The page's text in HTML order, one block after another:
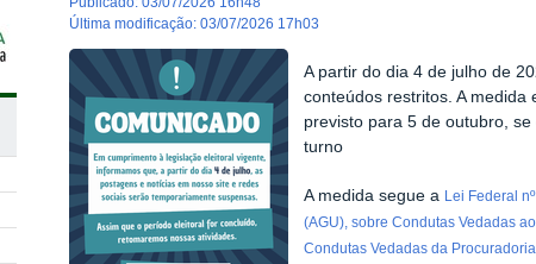
última modificação:03/07/2026 17h03
A partir do dia 4 de julho de
conteúdos restritos. A
previsto para 5 de outubro,
turno
A medida segue a Lei Federal
(AGU), sobre Condutas Vedadas
Condutas Vedadas da